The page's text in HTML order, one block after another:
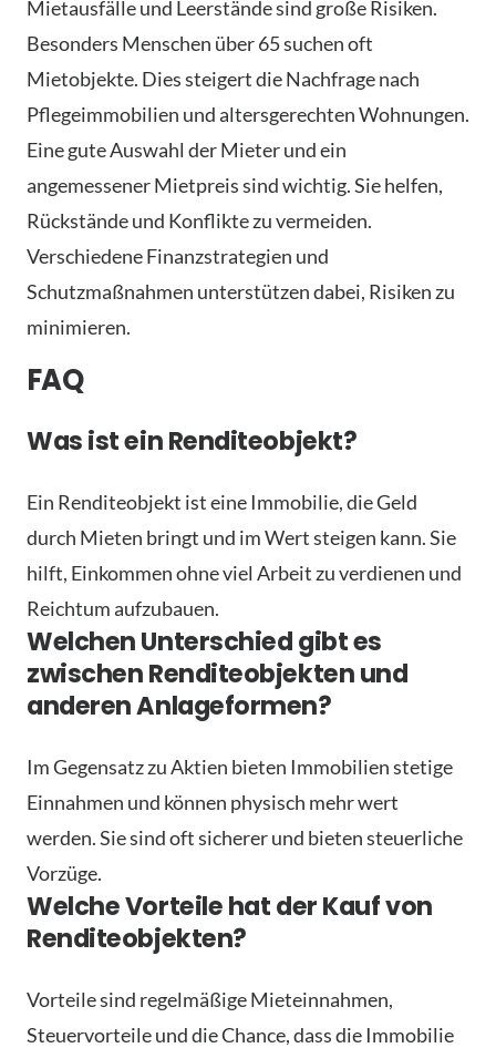
Mietausfälle und Leerstände sind große Risiken.
Besonders Menschen über 65 suchen oft
Mietobjekte. Dies steigert die Nachfrage nach
Pflegeimmobilien und altersgerechten Wohnungen.
Eine gute Auswahl der Mieter und ein
angemessener Mietpreis sind wichtig. Sie helfen,
Rückstände und Konflikte zu vermeiden.
Verschiedene Finanzstrategien und
Schutzmaßnahmen unterstützen dabei, Risiken zu
minimieren.
FAQ
Was ist ein Renditeobjekt?
Ein Renditeobjekt ist eine Immobilie, die Geld
durch Mieten bringt und im Wert steigen kann. Sie
hilft, Einkommen ohne viel Arbeit zu verdienen und
Reichtum aufzubauen.
Welchen Unterschied gibt es
zwischen Renditeobjekten und
anderen Anlageformen?
Im Gegensatz zu Aktien bieten Immobilien stetige
Einnahmen und können physisch mehr wert
werden. Sie sind oft sicherer und bieten steuerliche
Vorzüge.
Welche Vorteile hat der Kauf von
Renditeobjekten?
Vorteile sind regelmäßige Mieteinnahmen,
Steuervorteile und die Chance, dass die Immobilie